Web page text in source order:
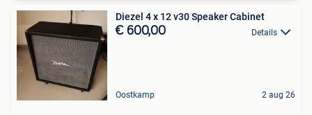
Diezel 4 x 12 v30 Speaker Cabinet
€ 600,00 Details
Oostkamp 2 aug 26